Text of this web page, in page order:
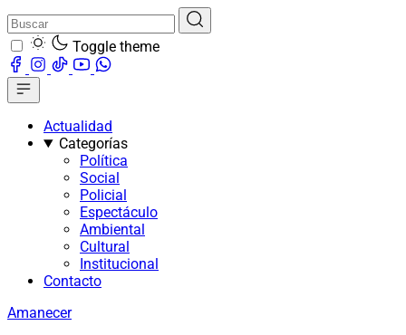
Toggle theme
Actualidad
Categorías
Política
Social
Policial
Espectáculo
Ambiental
Cultural
Institucional
Contacto
Amanecer